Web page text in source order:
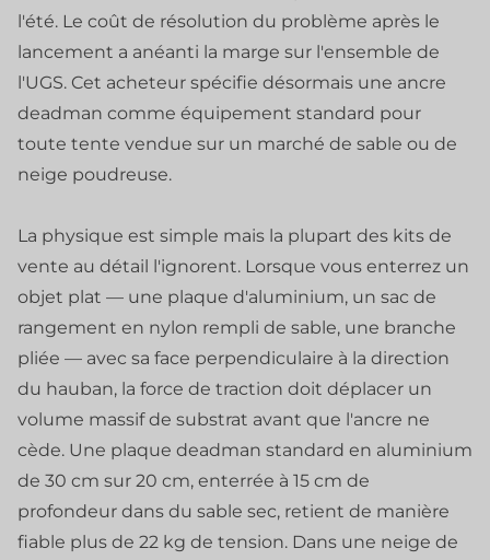
l'été. Le coût de résolution du problème après le
lancement a anéanti la marge sur l'ensemble de
l'UGS. Cet acheteur spécifie désormais une ancre
deadman comme équipement standard pour
toute tente vendue sur un marché de sable ou de
neige poudreuse.
La physique est simple mais la plupart des kits de
vente au détail l'ignorent. Lorsque vous enterrez un
objet plat — une plaque d'aluminium, un sac de
rangement en nylon rempli de sable, une branche
pliée — avec sa face perpendiculaire à la direction
du hauban, la force de traction doit déplacer un
volume massif de substrat avant que l'ancre ne
cède. Une plaque deadman standard en aluminium
de 30 cm sur 20 cm, enterrée à 15 cm de
profondeur dans du sable sec, retient de manière
fiable plus de 22 kg de tension. Dans une neige de